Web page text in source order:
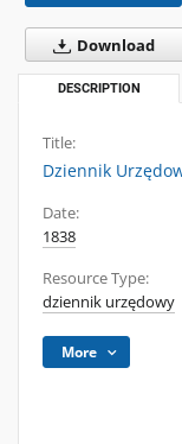
Download
DESCRIPTION
Title:
Dziennik
Date:
1838
Resource Type:
dziennik urzędowy
More